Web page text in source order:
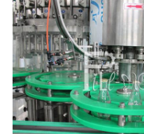
인
정
보
보
호